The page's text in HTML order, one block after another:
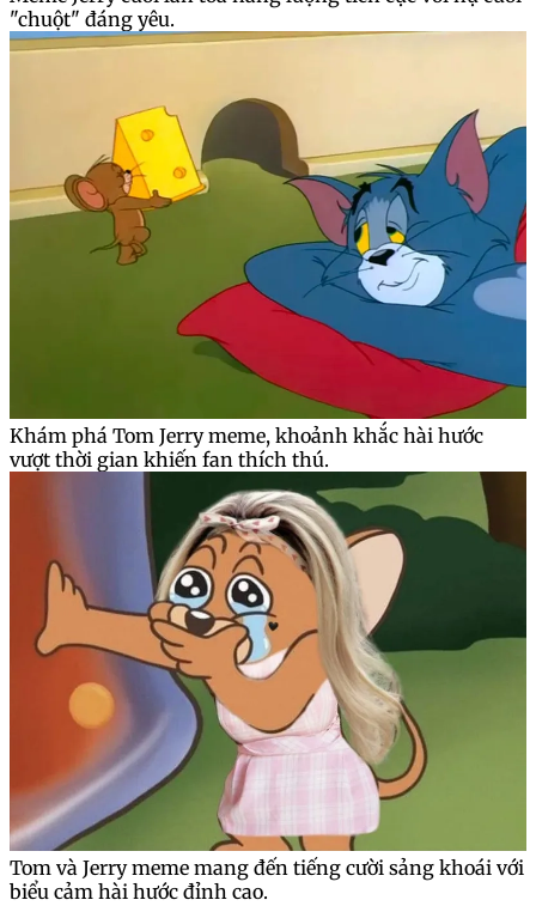
"chuột" đáng yêu.
Khám phá Tom Jerry meme, khoảnh khắc hài hước
vượt thời gian khiến fan thích thú.
Tom và Jerry meme mang đến tiếng cười sảng khoái với
biểu cảm hài hước đỉnh cao.